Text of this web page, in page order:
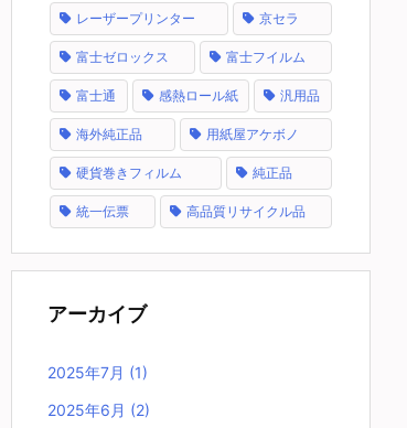
レーザープリンター 京セラ
富士ゼロックス 富士フイルム
富士通 感熱ロール紙 汎用品
海外純正品 用紙屋アケボノ
硬貨巻きフィルム 純正品
統一伝票 高品質リサイクル品
アーカイブ
2025年7月 (1)
2025年6月 (2)